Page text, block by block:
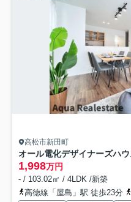
高松市新田町
1,998万円
- / 103.02㎡ / 4LDK /新築
高徳線「屋島」駅 徒歩23分